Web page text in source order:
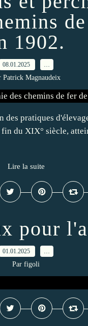
1902.
08.01.2025 …
Patrick Magnaudeix
pratiques
du XIX° siècle,
Lire la suite
pour
01.01.2025 …
Par figoli